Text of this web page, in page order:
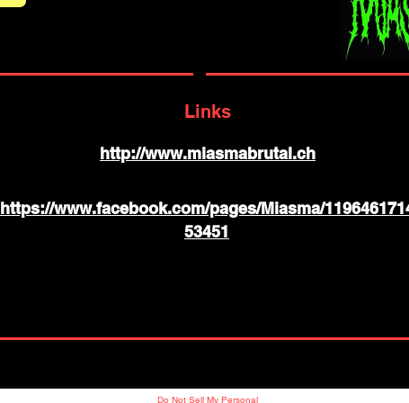
Links
http://www.miasmabrutal.ch
https://www.facebook.com/pages/Miasma/
53451
Do Not Sell My Personal